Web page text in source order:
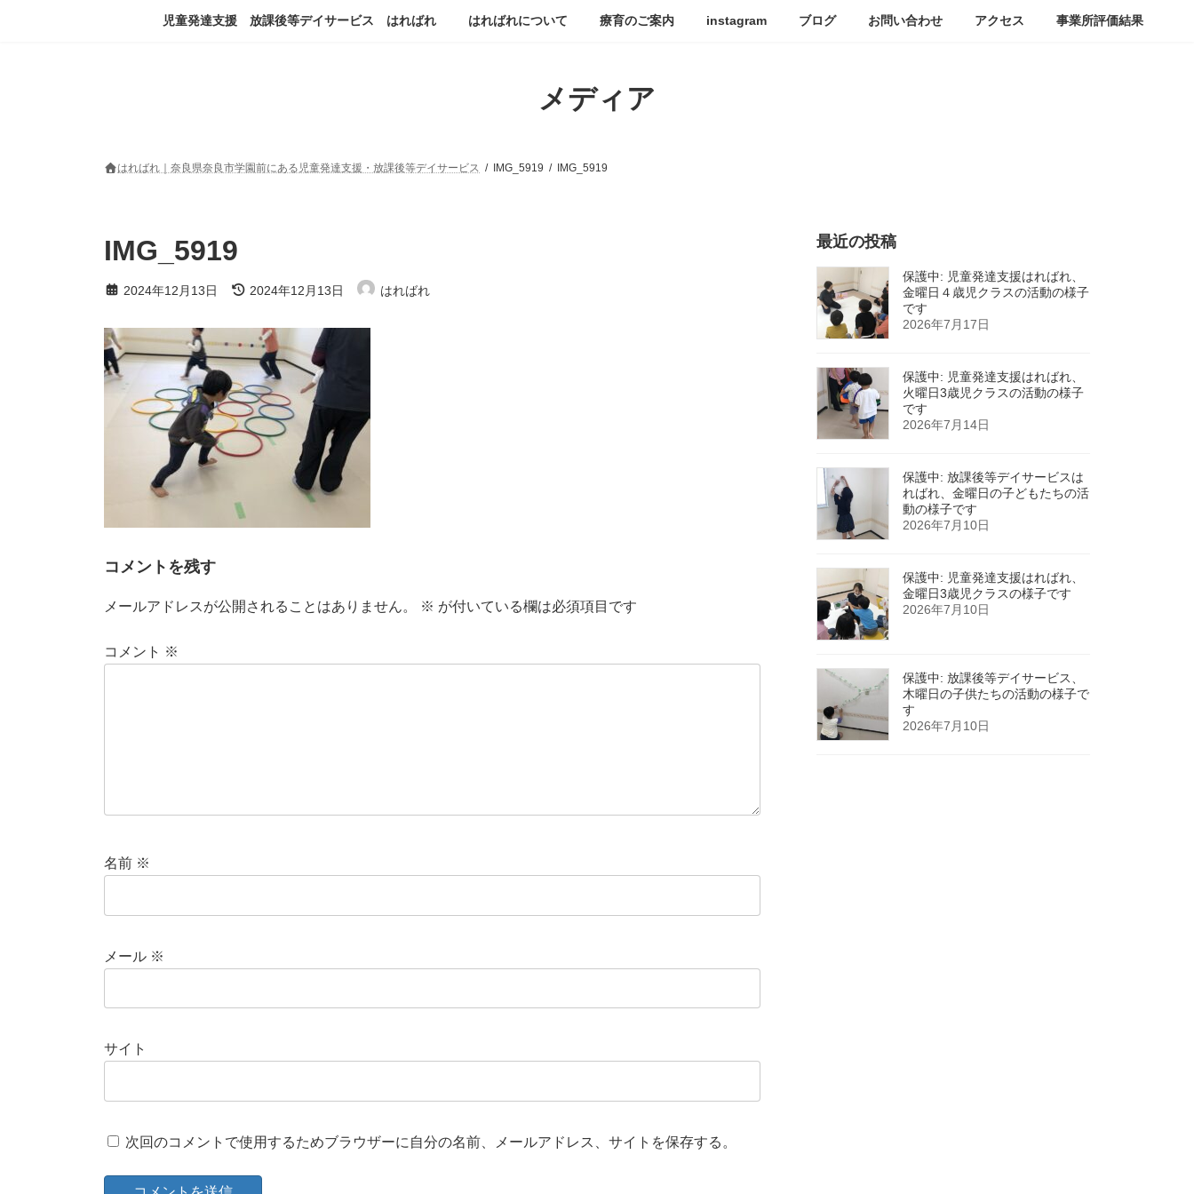
児童発達支援 放課後等デイサービス はればれ はればれについて 療育のご案内 instagram ブログ お問い合わせ アクセス 事業所評価結果
メディア
はればれ｜奈良県奈良市学園前にある児童発達支援・放課後等デイサービス IMG_5919 IMG_5919
IMG_5919
2024年12月13日
最
終
新
日
時
2024年12月13日 はればれ
コメントを残す
メールアドレスが公開されることはありません。 ※ が付いている欄は必須項目です
コメント ※
名前 ※
メール ※
サイト
次回のコメントで使用するためブラウザーに自分の名前、メールアドレス、サイトを保存する。
最近の投稿
保護中: 児童発達支援はればれ、
金曜日４歳児クラスの活動の様子
です
2026年7月17日
保護中: 児童発達支援はればれ、
火曜日3歳児クラスの活動の様子
です
2026年7月14日
保護中: 放課後等デイサービスは
ればれ、金曜日の子どもたちの活
動の様子です
2026年7月10日
保護中: 児童発達支援はればれ、
金曜日3歳児クラスの様子です
2026年7月10日
保護中: 放課後等デイサービス、
木曜日の子供たちの活動の様子で
す
2026年7月10日